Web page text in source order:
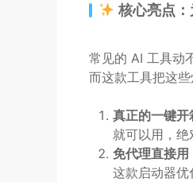
核心亮点：
常见的 AI 工具动
而这款工具把这些
真正的一键开
就可以用，绝
免代理直接用
这款启动器优